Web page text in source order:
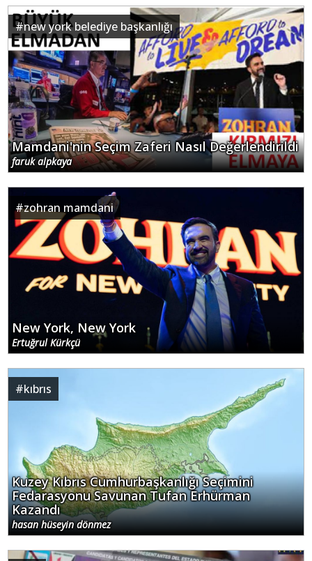
#new york belediye başkanlığı
Mamdani'nin Seçim Zaferi Nasıl Değerlendirildi
faruk alpkaya
#zohran mamdani
New York, New York
Ertuğrul Kürkçü
#kıbrıs
Kuzey Kıbrıs Cumhurbaşkanlığı Seçimini
Fedarasyonu Savunan Tufan Erhürman
Kazandı
hasan hüseyin dönmez